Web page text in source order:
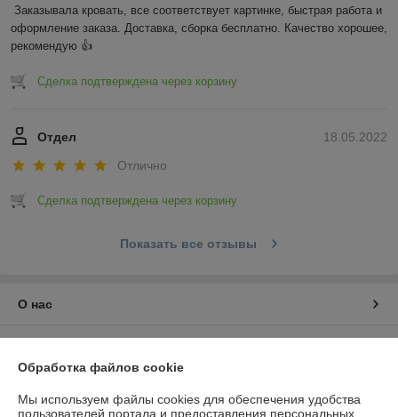
Заказывала кровать, все соответствует картинке, быстрая работа и
оформление заказа. Доставка, сборка бесплатно. Качество хорошее,
рекомендую 👍
Сделка подтверждена через корзину
18.05.2022
Отдел
Отлично
Сделка подтверждена через корзину
Показать все отзывы
О нас
Обработка файлов cookie
Мы используем файлы cookies для обеспечения удобства
пользователей портала и предоставления персональных